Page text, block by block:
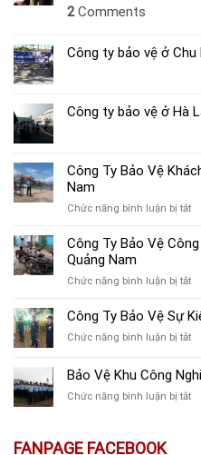
2Comments
Công ty bảo vệ ở Chu
Công ty bảo vệ ở Hà
Công Ty Bảo Vệ
Nam
Chức năng bình luận bị tắtở
Ty
Bảo
Công Ty Bảo Vệ
Quảng Nam
Chức năng bình luận bị tắtở
Ty
Vệ
Công Ty Bảo Vệ Sự
Chức năng bình luận bị tắtở
Ty
Vệ
Bảo Vệ Khu Công
Chức năng bình luận bị tắtở
FANPAGE FACEBOOK